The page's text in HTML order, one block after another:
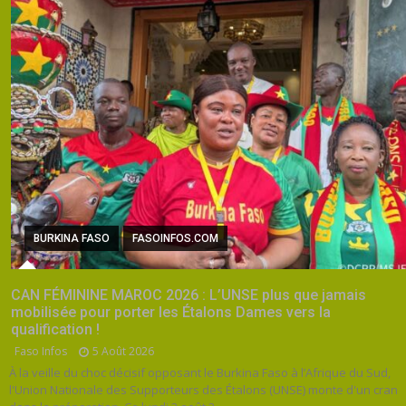
BURKINA FASO FASOINFOS.COM
CAN FÉMININE MAROC 2026 : L’UNSE plus que jamais
mobilisée pour porter les Étalons Dames vers la
qualification !
Faso Infos 5 Août 2026
À la veille du choc décisif opposant le Burkina Faso à l’Afrique du Sud,
l'Union Nationale des Supporteurs des Étalons (UNSE) monte d'un cran